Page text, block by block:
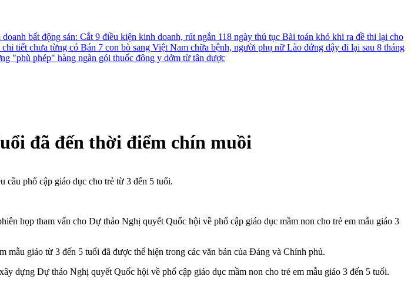
bất động sản: Cắt 9 điều kiện kinh doanh, rút ngắn 118 ngày thủ tục Bài toán khó khi ra đề thi lại cho
tiết chưa từng có Bán 7 con bò sang Việt Nam chữa bệnh, người phụ nữ Lào đứng dậy đi lại sau 8 tháng
"phù phép" hàng ngàn gói thuốc đông y dởm từ tân dược
đã đến thời điểm chín muồi
cầu phổ cập giáo dục cho trẻ từ 3 đến 5 tuổi.
họp tham vấn cho Dự thảo Nghị quyết Quốc hội về phổ cập giáo dục mầm non cho trẻ em mẫu giáo 3
giáo từ 3 đến 5 tuổi đã được thể hiện trong các văn bản của Đảng và Chính phủ.
dựng Dự thảo Nghị quyết Quốc hội về phổ cập giáo dục mầm non cho trẻ em mẫu giáo 3 đến 5 tuổi.